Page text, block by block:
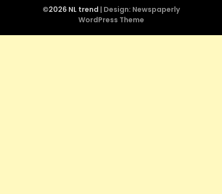
©2026 NL trend | Design: Newspaperly
WordPress Theme